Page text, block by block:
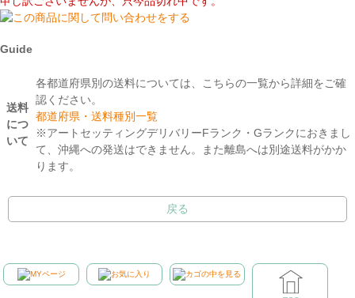
Guide
送料
につ
いて
各都道府県別の送料については、こちらの一覧から詳細をご確
認ください。
都道府県・送料種別一覧
※アートセッティングデリバリーFランク・Gランクにおきまし
て、沖縄への発送はできません。また離島へは別途送料がかか
ります。
戻る